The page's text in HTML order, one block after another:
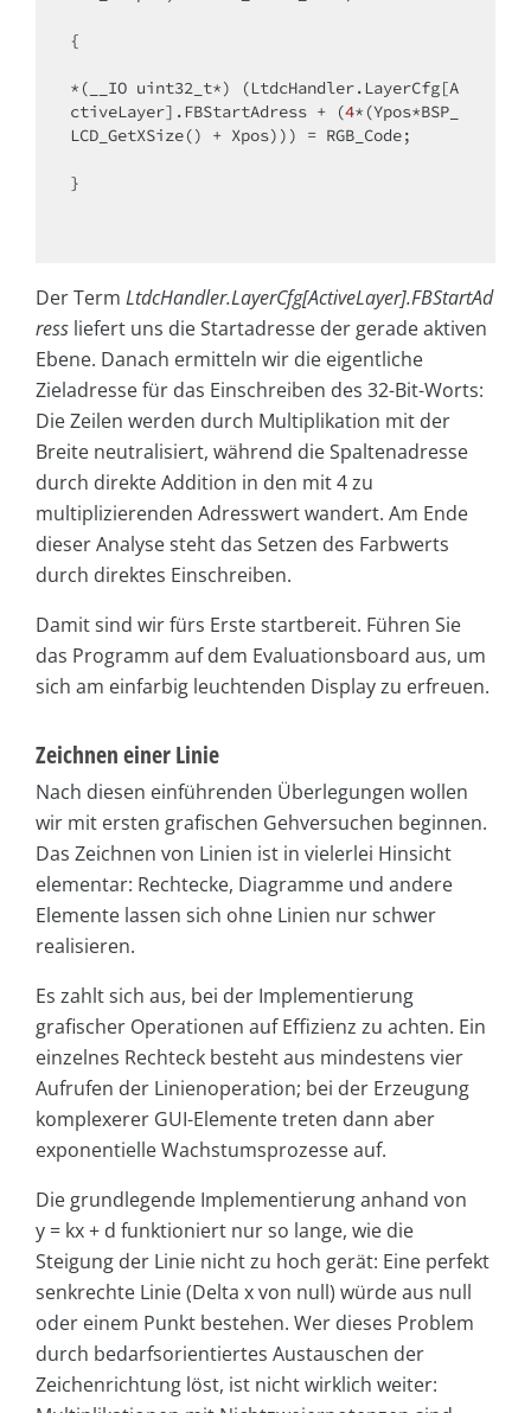
{
*(__IO uint32_t*) (LtdcHandler.LayerCfg[A
ctiveLayer].FBStartAdress + (4*(Ypos*BSP_
LCD_GetXSize() + Xpos))) = RGB_Code;
}
Der Term LtdcHandler.LayerCfg[ActiveLayer].FBStartAd
ress liefert uns die Startadresse der gerade aktiven
Ebene. Danach ermitteln wir die eigentliche
Zieladresse für das Einschreiben des 32-Bit-Worts:
Die Zeilen werden durch Multiplikation mit der
Breite neutralisiert, während die Spaltenadresse
durch direkte Addition in den mit 4 zu
multiplizierenden Adresswert wandert. Am Ende
dieser Analyse steht das Setzen des Farbwerts
durch direktes Einschreiben.
Damit sind wir fürs Erste startbereit. Führen Sie
das Programm auf dem Evaluationsboard aus, um
sich am einfarbig leuchtenden Display zu erfreuen.
Zeichnen einer Linie
Nach diesen einführenden Überlegungen wollen
wir mit ersten grafischen Gehversuchen beginnen.
Das Zeichnen von Linien ist in vielerlei Hinsicht
elementar: Rechtecke, Diagramme und andere
Elemente lassen sich ohne Linien nur schwer
realisieren.
Es zahlt sich aus, bei der Implementierung
grafischer Operationen auf Effizienz zu achten. Ein
einzelnes Rechteck besteht aus mindestens vier
Aufrufen der Linienoperation; bei der Erzeugung
komplexerer GUI-Elemente treten dann aber
exponentielle Wachstumsprozesse auf.
Die grundlegende Implementierung anhand von
y = kx + d funktioniert nur so lange, wie die
Steigung der Linie nicht zu hoch gerät: Eine perfekt
senkrechte Linie (Delta x von null) würde aus null
oder einem Punkt bestehen. Wer dieses Problem
durch bedarfsorientiertes Austauschen der
Zeichenrichtung löst, ist nicht wirklich weiter: